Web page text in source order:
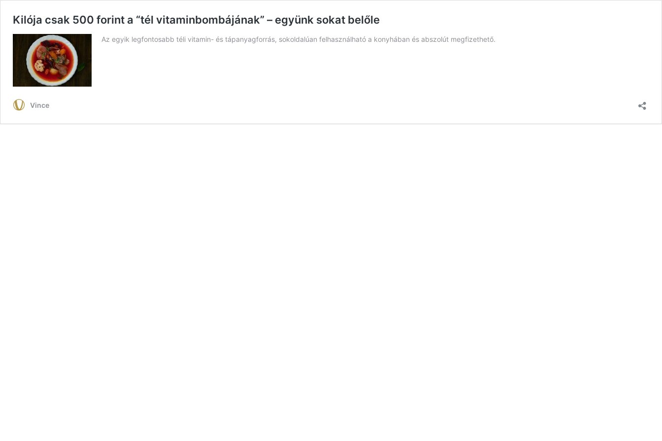
Kilója csak 500 forint a “tél vitaminbombájának” – együnk sokat belőle
Az egyik legfontosabb téli vitamin- és tápanyagforrás, sokoldalúan felhasználható a konyhában és abszolút megfizethető.
Vince